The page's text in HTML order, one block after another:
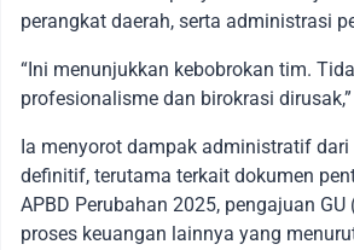
perangkat daerah, serta administrasi
“Ini menunjukkan kebobrokan tim.
profesionalisme dan birokrasi
Ia menyorot dampak administratif dari
definitif, terutama terkait dokumen
APBD Perubahan 2025, pengajuan
proses keuangan lainnya yang